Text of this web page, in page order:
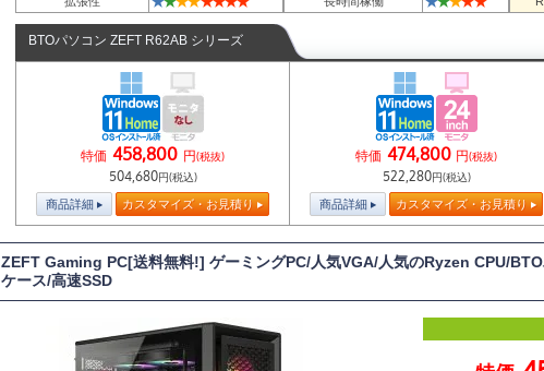
BTOパソコン ZEFT R62AB シリーズ
特価 458,800 円(税抜)
504,680円(税込)
商品詳細 カスタマイズ・お見積り
特価 474,800 円(税抜)
522,280円(税込)
商品詳細 カスタマイズ・お見積り
ZEFT Gaming PC[送料無料!] ゲーミングPC/人気VGA/人気のRyzen CPU/
ケース/高速SSD